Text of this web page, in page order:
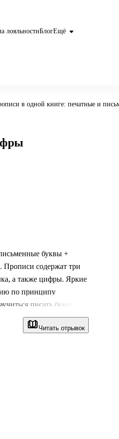
лояльностиБлогЕщё
в одной книге: печатные и
Читать отрывок
буквы +
Прописи содержат три
а также цифры. Яркие
по принципу
писать буквы и
к школе и учеников